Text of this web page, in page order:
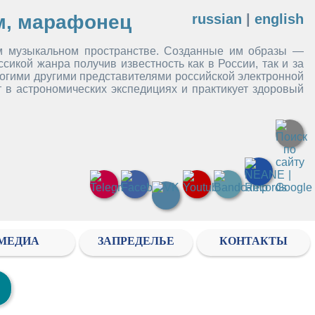
марафонец russian english
музыкальном пространстве. Созданные им образы —
жанра получив известность как в России, так и за
другими представителями российской электронной
астрономических экспедициях и практикует здоровый
ЗАПРЕДЕЛЬЕ КОНТАКТЫ